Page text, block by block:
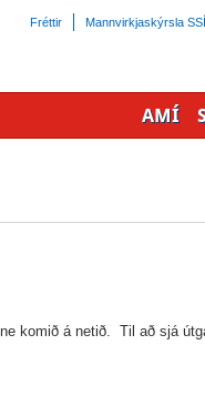
komið á netið. Til að sjá
Fréttir Mannvirkjaskýrsla SSÍ
AMÍ